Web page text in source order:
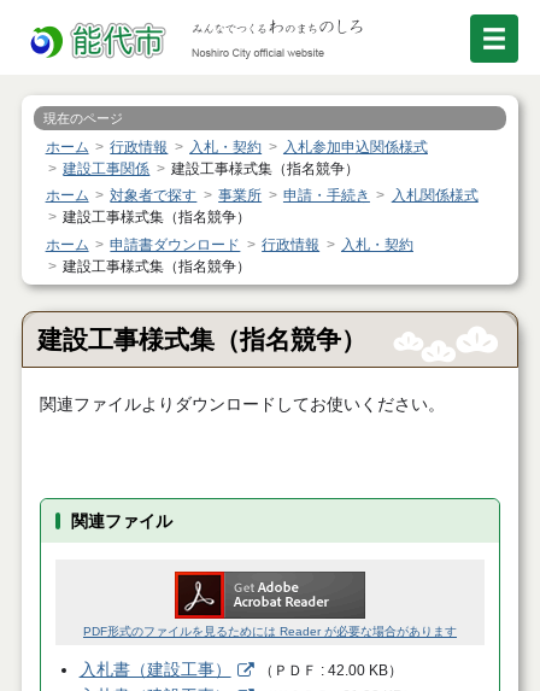
現在のページ
ホーム 行政情報 入札・契約
入札参加申込関係様式
建設工事関係
建設工事様式集（指名競争）
ホーム
対象者で探す 事業所 申請・手続き
入札関係様式
建設工事様式集（指名競争）
ホーム
申請書ダウンロード 行政情報
入札・契約
建設工事様式集（指名競争）
建設工事様式集（指名競争）
関連ファイルよりダウンロードしてお使いください。
関連ファイル
PDF形式のファイルを見るためには Reader が必要な場合があります
入札書（建設工事） （ ＰＤＦ 42.00 KB）